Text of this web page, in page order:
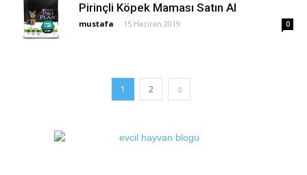
Pirinçli Köpek Maması Satın Al
mustafa - 15 Haziran 2019 0
1 2